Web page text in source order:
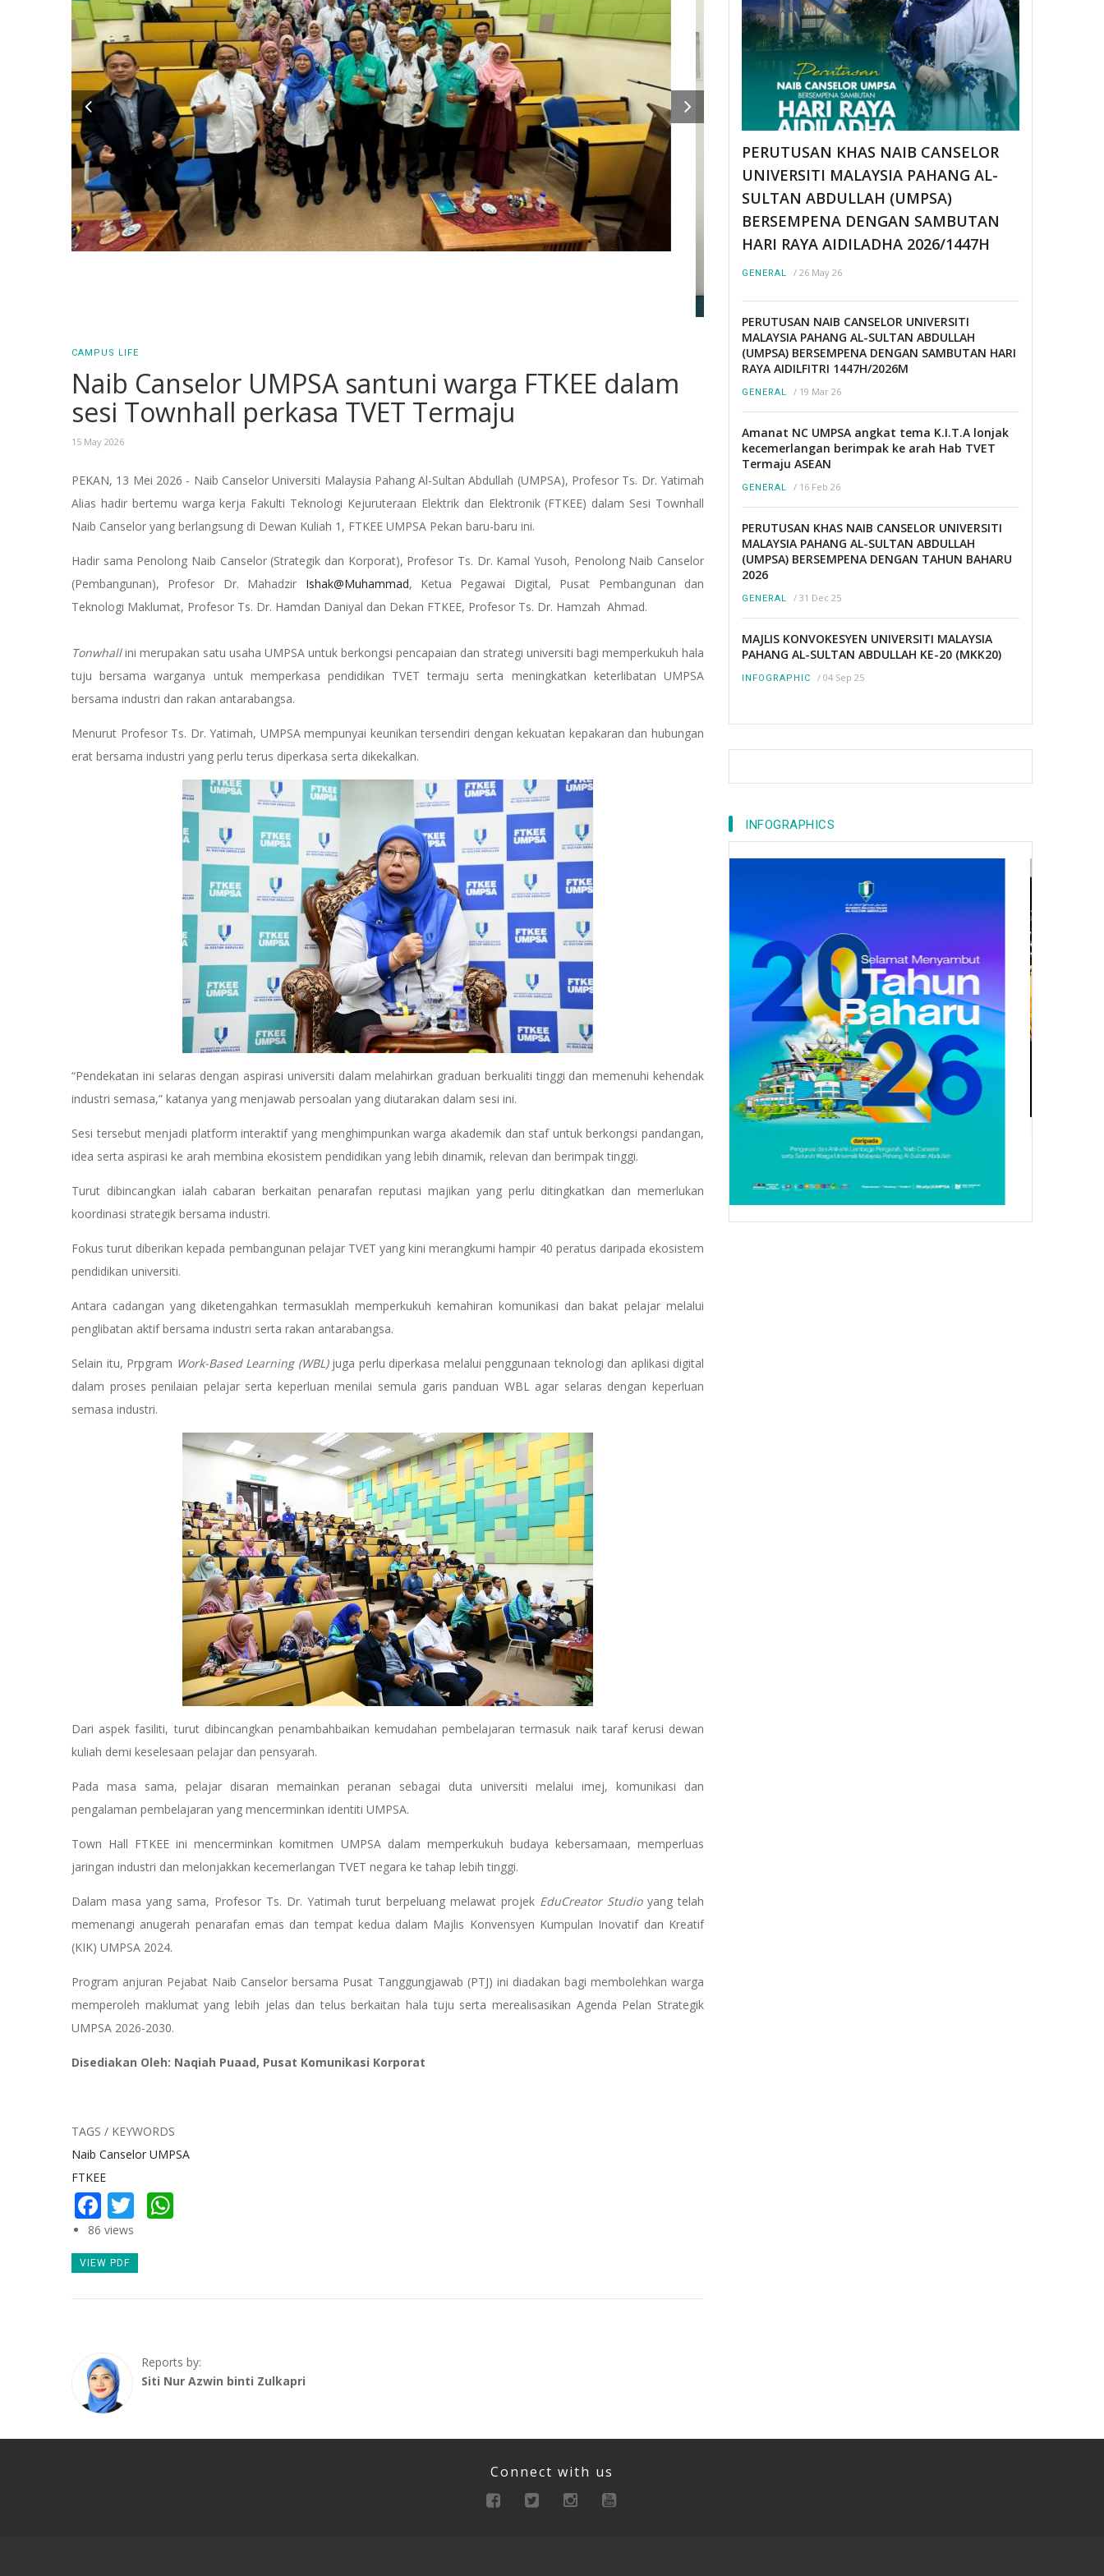
CAMPUS LIFE
Naib Canselor UMPSA santuni warga FTKEE dalam
sesi Townhall perkasa TVET Termaju
15 May 2026
PEKAN, 13 Mei 2026 - Naib Canselor Universiti Malaysia Pahang Al-Sultan Abdullah (UMPSA), Profesor Ts. Dr. Yatimah
Alias hadir bertemu warga kerja Fakulti Teknologi Kejuruteraan Elektrik dan Elektronik (FTKEE) dalam Sesi Townhall
Naib Canselor yang berlangsung di Dewan Kuliah 1, FTKEE UMPSA Pekan baru-baru ini.
Hadir sama Penolong Naib Canselor (Strategik dan Korporat), Profesor Ts. Dr. Kamal Yusoh, Penolong Naib Canselor
(Pembangunan), Profesor Dr. Mahadzir Ishak@Muhammad, Ketua Pegawai Digital, Pusat Pembangunan dan
Teknologi Maklumat, Profesor Ts. Dr. Hamdan Daniyal dan Dekan FTKEE, Profesor Ts. Dr. Hamzah Ahmad.
Tonwhallini merupakan satu usaha UMPSA untuk berkongsi pencapaian dan strategi universiti bagi memperkukuh hala
tuju bersama warganya untuk memperkasa pendidikan TVET termaju serta meningkatkan keterlibatan UMPSA
bersama industri dan rakan antarabangsa.
Menurut Profesor Ts. Dr. Yatimah, UMPSA mempunyai keunikan tersendiri dengan kekuatan kepakaran dan hubungan
erat bersama industri yang perlu terus diperkasa serta dikekalkan.
“Pendekatan ini selaras dengan aspirasi universiti dalam melahirkan graduan berkualiti tinggi dan memenuhi kehendak
industri semasa,” katanya yang menjawab persoalan yang diutarakan dalam sesi ini.
Sesi tersebut menjadi platform interaktif yang menghimpunkan warga akademik dan staf untuk berkongsi pandangan,
idea serta aspirasi ke arah membina ekosistem pendidikan yang lebih dinamik, relevan dan berimpak tinggi.
Turut dibincangkan ialah cabaran berkaitan penarafan reputasi majikan yang perlu ditingkatkan dan memerlukan
koordinasi strategik bersama industri.
Fokus turut diberikan kepada pembangunan pelajar TVET yang kini merangkumi hampir 40 peratus daripada ekosistem
pendidikan universiti.
Antara cadangan yang diketengahkan termasuklah memperkukuh kemahiran komunikasi dan bakat pelajar melalui
penglibatan aktif bersama industri serta rakan antarabangsa.
Selain itu, Prpgram Work-Based Learning (WBL)juga perlu diperkasa melalui penggunaan teknologi dan aplikasi digital
dalam proses penilaian pelajar serta keperluan menilai semula garis panduan WBL agar selaras dengan keperluan
semasa industri.
Dari aspek fasiliti, turut dibincangkan penambahbaikan kemudahan pembelajaran termasuk naik taraf kerusi dewan
kuliah demi keselesaan pelajar dan pensyarah.
Pada masa sama, pelajar disaran memainkan peranan sebagai duta universiti melalui imej, komunikasi dan
pengalaman pembelajaran yang mencerminkan identiti UMPSA.
Town Hall FTKEE ini mencerminkan komitmen UMPSA dalam memperkukuh budaya kebersamaan, memperluas
jaringan industri dan melonjakkan kecemerlangan TVET negara ke tahap lebih tinggi.
Dalam masa yang sama, Profesor Ts. Dr. Yatimah turut berpeluang melawat projek EduCreator Studio yang telah
memenangi anugerah penarafan emas dan tempat kedua dalam Majlis Konvensyen Kumpulan Inovatif dan Kreatif
(KIK) UMPSA 2024.
Program anjuran Pejabat Naib Canselor bersama Pusat Tanggungjawab (PTJ) ini diadakan bagi membolehkan warga
memperoleh maklumat yang lebih jelas dan telus berkaitan hala tuju serta merealisasikan Agenda Pelan Strategik
UMPSA 2026-2030.
Disediakan Oleh: Naqiah Puaad, Pusat Komunikasi Korporat
TAGS / KEYWORDS
Naib Canselor UMPSA
FTKEE
Facebook
Twitter
86 views
VIEW PDF
Reports by:
Siti Nur Azwin binti Zulkapri
PERUTUSAN KHAS NAIB CANSELOR
UNIVERSITI MALAYSIA PAHANG AL-
SULTAN ABDULLAH (UMPSA)
BERSEMPENA DENGAN SAMBUTAN
HARI RAYA AIDILADHA 2026/1447H
GENERAL / 26 May 26
PERUTUSAN NAIB CANSELOR UNIVERSITI
MALAYSIA PAHANG AL-SULTAN ABDULLAH
(UMPSA) BERSEMPENA DENGAN SAMBUTAN HARI
RAYA AIDILFITRI 1447H/2026M
GENERAL / 19 Mar 26
Amanat NC UMPSA angkat tema K.I.T.A lonjak
kecemerlangan berimpak ke arah Hab TVET
Termaju ASEAN
GENERAL / 16 Feb 26
PERUTUSAN KHAS NAIB CANSELOR UNIVERSITI
MALAYSIA PAHANG AL-SULTAN ABDULLAH
(UMPSA) BERSEMPENA DENGAN TAHUN BAHARU
2026
GENERAL / 31 Dec 25
MAJLIS KONVOKESYEN UNIVERSITI MALAYSIA
PAHANG AL-SULTAN ABDULLAH KE-20 (MKK20)
INFOGRAPHIC / 04 Sep 25
INFOGRAPHICS
Connect with us